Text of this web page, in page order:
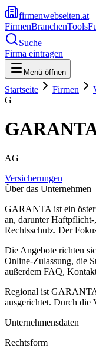
firmenwebseiten.at
FirmenBranchenTools
Suche
Firma eintragen
Menü öffnen
Startseite Firmen
G
AG
Versicherungen
Über das Unternehmen
GARANTA ist ein
an, darunter
Rechtsschutz. Der
Die Angebote richten
Online-Zulassung, die
außerdem FAQ,
Regional ist
ausgerichtet. Durch die
Unternehmensdaten
Rechtsform